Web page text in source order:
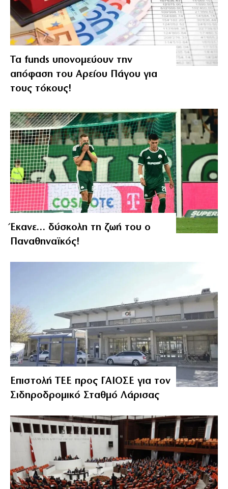
Τα funds υπονομεύουν την
απόφαση του Αρείου Πάγου για
τους τόκους!
Έκανε… δύσκολη τη ζωή του ο
Παναθηναϊκός!
Επιστολή ΤΕΕ προς ΓΑΙΟΣΕ για τον
Σιδηροδρομικό Σταθμό Λάρισας